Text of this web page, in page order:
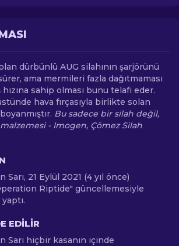
dürbünlü AUG silahının şarjörünü
ama mermileri fazla dağıtmaması
sahip olması bunu telafi eder.
hava fırçasıyla birlikte solan
Bu sadece bir silah değil,
- Imogen, Çömez Silah
Sarı, 21 Eylül 2021 (4 yıl önce)
Riptide" güncellemesiyle
yaptı.
EDILIR
Sarı hiçbir kasanın içinde